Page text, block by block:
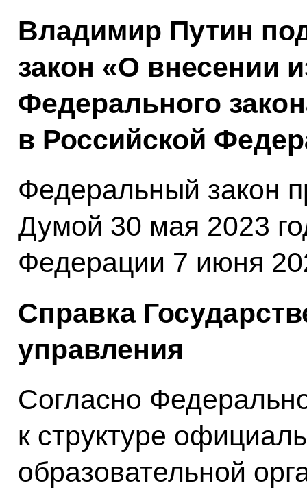
Владимир Путин
закон «О внесении
Федерального
в Российской
Федеральный закон
Думой 30 мая 2023
Федерации 7 июня
Справка
управления
Согласно
к структуре
образовательной